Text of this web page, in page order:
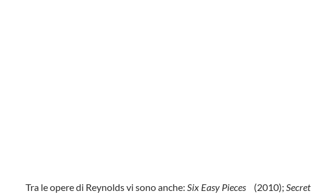
Tra le opere di Reynolds vi sono anche: Six Easy Pieces (2010); Secret